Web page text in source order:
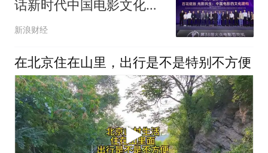
话新时代中国电影文化建
构
新浪财经
在北京住在山里，出行是不是特别不方便